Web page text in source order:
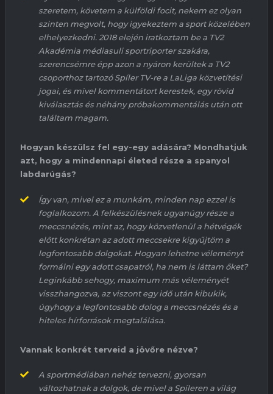
szeretem, követem a külföldi focit, nekem ez olyan
szinten megvolt, hogy igyekeztem a sport közelében
elhelyezkedni. 2018 elején iratkoztam be a TV2
Akadémia médiasuli sportriporter szakára,
szerencsémre épp azon a nyáron kerültek a TV2
csoporthoz tartozó Spíler TV-re a LaLiga közvetítési
jogai, és mivel kommentátort kerestek, egy rövid
kiválasztás és néhány próbakommentálás után ott
találtam magam.
Hogyan készülsz fel egy-egy adására? Mondhatjuk
azt, hogy a mindennapi életed része a spanyol
labdarúgás?
Így van, mivel ez a munkám, minden nap ezzel is
foglalkozom. A felkészülésnek ugyanúgy része a
meccsnézés, mint az, hogy közvetlenül a hétvégék
előtt konkrétan az adott meccsekre kigyűjtöm a
legfontosabb dolgokat. Hogyan lehetne véleményt
formálni egy adott csapatról, ha nem is láttam őket?
Leginkább sehogy, maximum más véleményét
visszhangozva, az viszont egy idő után kibukik,
úgyhogy a legfontosabb dolog a meccsnézés és a
hiteles hírforrások megtalálása.
Vannak konkrét terveid a jövőre nézve?
A sportmédiában nehéz tervezni, gyorsan
változhatnak a dolgok, de mivel a Spíleren a világ